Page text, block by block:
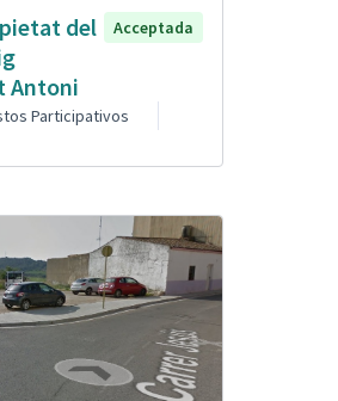
del
Antoni
Acceptada
Participativos